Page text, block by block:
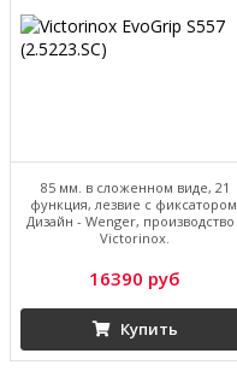
85 мм. в сложенном виде, 21
функция, лезвие с фиксатором.
Дизайн - Wenger, производство
Victorinox.
16390 руб
Купить